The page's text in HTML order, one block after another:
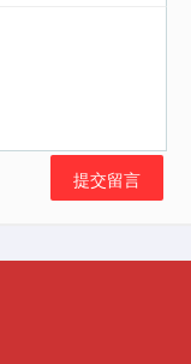
提交留言